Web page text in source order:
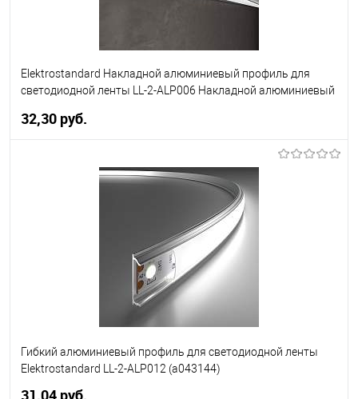
Elektrostandard Накладной алюминиевый профиль для
светодиодной ленты LL-2-ALP006 Накладной алюминиевый
32,30 pуб.
В корзину
Уточняйте наличие у
менеджера
Гибкий алюминиевый профиль для светодиодной ленты
Elektrostandard LL-2-ALP012 (a043144)
31,04 pуб.